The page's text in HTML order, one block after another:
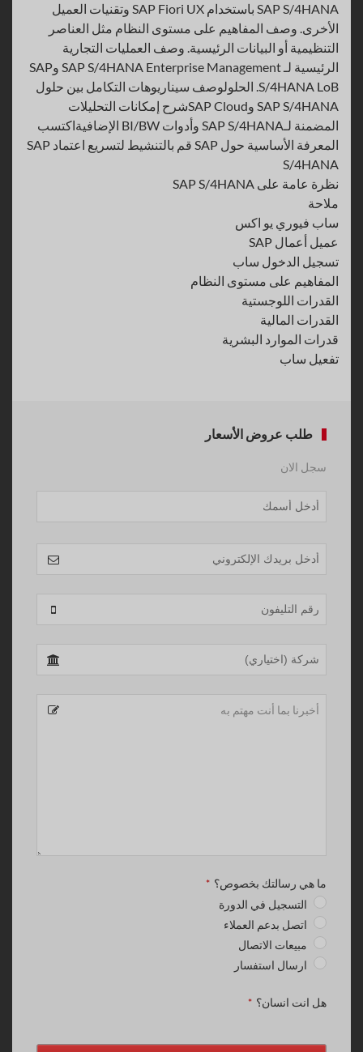
SAP S/4HANA باستخدام SAP Fiori UX وتقنيات العميل
الأخرى. وصف المفاهيم على مستوى النظام مثل العناصر
التنظيمية أو البيانات الرئيسية. وصف العمليات التجارية
الرئيسية لـ SAP S/4HANA Enterprise Management وSAP
S/4HANA LoB. الحلولوصف سيناريوهات التكامل بين حلول
SAP S/4HANA وSAP Cloudشرح إمكانات التحليلات
المضمنة لـSAP S/4HANA وأدوات BI/BW الإضافيةاكتسب
المعرفة الأساسية حول SAP قم بالتنشيط لتسريع اعتماد SAP
S/4HANA
نظرة عامة على SAP S/4HANA
ملاحة
ساب فيوري يو اكس
عميل أعمال SAP
تسجيل الدخول ساب
المفاهيم على مستوى النظام
القدرات اللوجستية
القدرات المالية
قدرات الموارد البشرية
تفعيل ساب
طلب عروض الأسعار
سجل الان
ما هي رسالتك بخصوص؟ *
التسجيل في الدورة
اتصل بدعم العملاء
مبيعات الاتصال
ارسال استفسار
هل انت انسان؟ *